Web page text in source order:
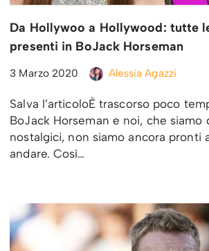
Da Hollywoo a Hollywood: tutte
presenti in BoJack Horseman
3 Marzo 2020 Alessia Agazzi
Salva l’articoloÈ trascorso poco
BoJack Horseman e noi, che siamo
nostalgici, non siamo ancora pronti
andare. Così…